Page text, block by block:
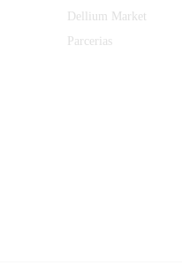
Dellium Market
Parcerias